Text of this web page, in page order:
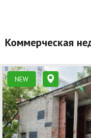
Коммерческая
NEW